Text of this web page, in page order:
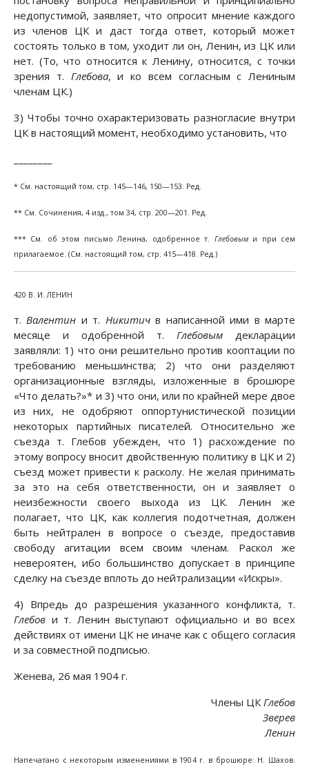
недопустимой, заявляет, что опросит мнение каждого
из членов ЦК и даст тогда ответ, который может
состоять только в том, уходит ли он, Ленин, из ЦК или
нет. (То, что относится к Ленину, относится, с точки
зрения т. Глебова, и ко всем согласным с Лениным
членам ЦК.)
3) Чтобы точно охарактеризовать разногласие внутри
ЦК в настоящий момент, необходимо установить, что
* См. настоящий том, стр. 145—146, 150—153. Ред.
** См. Сочинения, 4 изд., том 34, стр. 200—201. Ред.
*** См. об этом письмо Ленина, одобренное т. Глебовыми при сем
прилагаемое. (См. настоящий том, стр. 415—418. Ред.)
420 В. И. ЛЕНИН
т.Валентин и т. Никитичв написанной ими в марте
месяце и одобренной т. Глебовым декларации
заявляли: 1) что они решительно против кооптации по
требованию меньшинства; 2) что они разделяют
организационные взгляды, изложенные в брошюре
«Что делать?»* и 3) что они, или по крайней мере двое
из них, не одобряют оппортунистической позиции
некоторых партийных писателей. Относительно же
съезда т. Глебов убежден, что 1) расхождение по
этому вопросу вносит двойственную политику в ЦК и 2)
съезд может привести к расколу. Не желая принимать
за это на себя ответственности, он и заявляет о
неизбежности своего выхода из ЦК. Ленин же
полагает, что ЦК, как коллегия подотчетная, должен
быть нейтрален в вопросе о съезде, предоставив
свободу агитации всем своим членам. Раскол же
невероятен, ибо большинство допускает в принципе
сделку на съезде вплоть до нейтрализации «Искры».
4) Впредь до разрешения указанного конфликта, т.
Глебов и т. Ленин выступают официально и во всех
действиях от имени ЦК не иначе как с общего согласия
и за совместной подписью.
Женева, 26 мая 1904 г.
Члены ЦКГлебов
Зверев
Ленин
Напечатано с некоторым изменениями в 1904 г. в брошюре: Н. Шахов.